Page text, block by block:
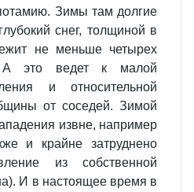
Зимы там долгие
снег, толщиной в
не меньше четырех
это ведет к малой
и относительной
от соседей. Зимой
извне, например
и крайне затруднено
из собственной
И в настоящее время в